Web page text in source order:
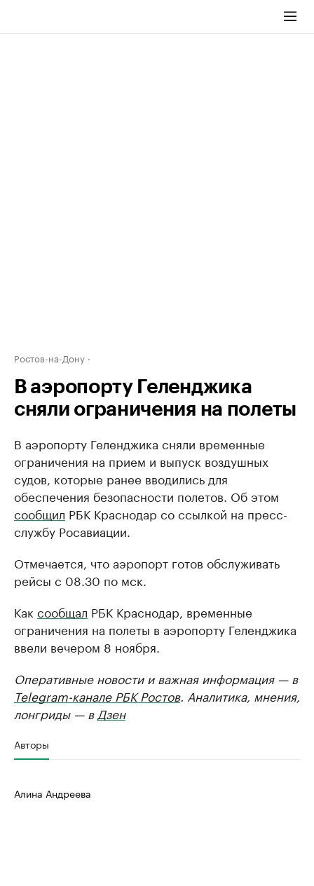
Ростов-на-Дону
В аэропорту Геленджика
сняли ограничения на полеты
В аэропорту Геленджика сняли временные
ограничения на прием и выпуск воздушных
судов, которые ранее вводились для
обеспечения безопасности полетов. Об этом
сообщил РБК Краснодар со ссылкой на пресс-
службу Росавиации.
Отмечается, что аэропорт готов обслуживать
рейсы с 08.30 по мск.
Как сообщал РБК Краснодар, временные
ограничения на полеты в аэропорту Геленджика
ввели вечером 8 ноября.
Оперативные новости и важная информация — в
Telegram-канале РБК Ростов. Аналитика, мнения,
лонгриды — в Дзен
Авторы
Алина Андреева